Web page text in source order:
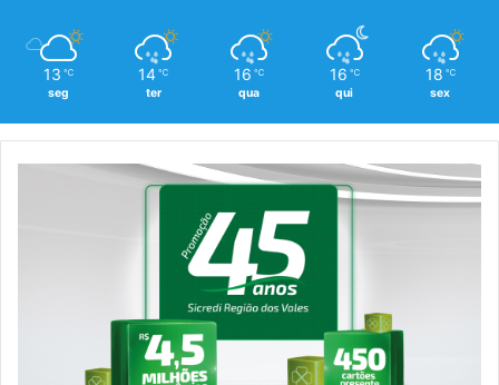
13 ℃
seg
14 ℃
ter
16 ℃
qua
16 ℃
qui
18 ℃
sex